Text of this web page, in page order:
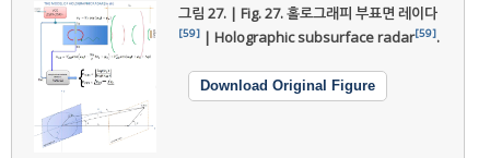
그림 27. | Fig. 27.홀로그래피 부표면 레이다
[59]| Holographic subsurface radar[59].
Download Original Figure